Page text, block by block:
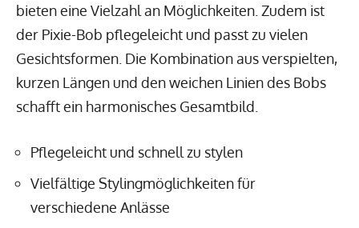
bieten eine Vielzahl an Möglichkeiten. Zudem ist
der Pixie-Bob pflegeleicht und passt zu vielen
Gesichtsformen. Die Kombination aus verspielten,
kurzen Längen und den weichen Linien des Bobs
schafft ein harmonisches Gesamtbild.
Pflegeleicht und schnell zu stylen
Vielfältige Stylingmöglichkeiten für
verschiedene Anlässe